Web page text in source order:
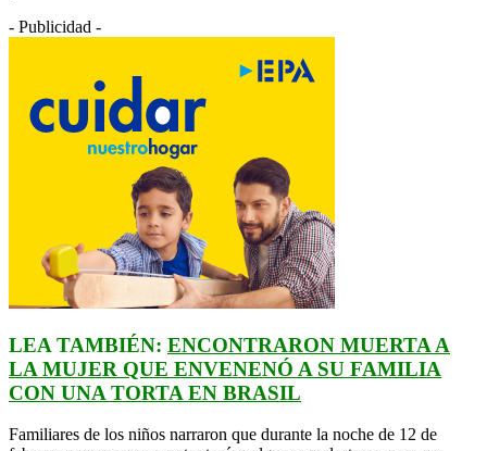
- Publicidad -
LEA TAMBIÉN: ENCONTRARON MUERTA A
LA MUJER QUE ENVENENÓ A SU FAMILIA
CON UNA TORTA EN BRASIL
Familiares de los niños narraron que durante la noche de 12 de